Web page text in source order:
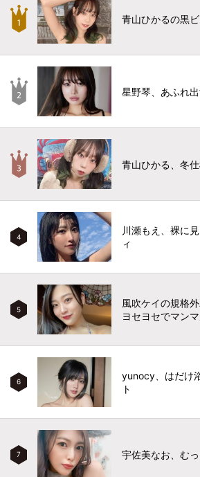
青山ひかるの黒
星野琴、あふれ
青山ひかる、冬
4
川瀬もえ、裸に
ィ
5
風吹ケイの規格
ヨセヨセでマンマ
6
yunocy、はだけ
ト
7 宇佐美なお、む